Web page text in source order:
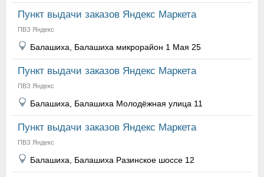
Пункт выдачи заказов Яндекс Маркета
ПВЗ Яндекс
Балашиха, Балашиха микрорайон 1 Мая 25
Пункт выдачи заказов Яндекс Маркета
ПВЗ Яндекс
Балашиха, Балашиха Молодёжная улица 11
Пункт выдачи заказов Яндекс Маркета
ПВЗ Яндекс
Балашиха, Балашиха Разинское шоссе 12